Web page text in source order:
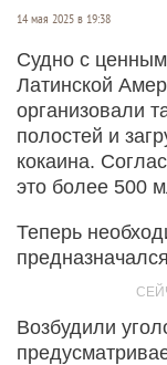
14 мая 2025 в 19:38
Судно с
Латинской
организовали
полостей и
кокаина.
это более 500
Теперь
Возбудили